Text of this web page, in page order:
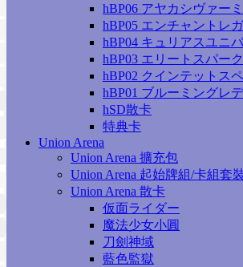
hBP06 アヤカシヴァー
hBP05 エンチャントレ
hBP04 キュリアスユニ
hBP03 エリートスパーク
hBP02 クインテットス
hBP01 ブルーミングレ
hSD散卡
特典卡
Union Arena
Union Arena 擴充包
Union Arena 起始牌組/卡組套
Union Arena 散卡
仮面ライダー
魔法少女小圓
刀劍神域
藍色監獄